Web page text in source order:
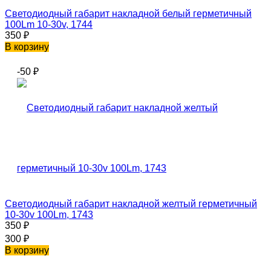
Светодиодный габарит накладной белый герметичный
100Lm 10-30v, 1744
350 ₽
В корзину
-50 ₽
Светодиодный габарит накладной желтый герметичный
10-30v 100Lm, 1743
350 ₽
300 ₽
В корзину